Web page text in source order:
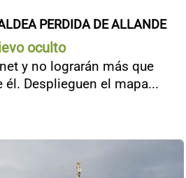
PERDIDA DE ALLANDE
oculto
y no lograrán más que
Desplieguen el mapa...